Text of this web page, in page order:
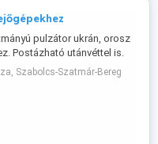
pulzátor ukrán, orosz
Postázható utánvéttel is.
Szabolcs-Szatmár-Bereg